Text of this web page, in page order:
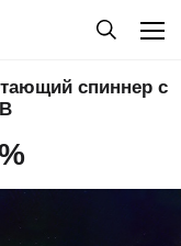
спиннер с